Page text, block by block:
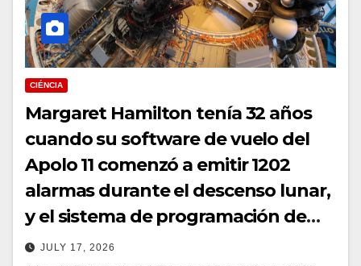
CIÉNCIA
Margaret Hamilton tenía 32 años
cuando su software de vuelo del
Apolo 11 comenzó a emitir 1202
alarmas durante el descenso lunar,
y el sistema de programación de
prioridades que había insistido en
JULY 17, 2026